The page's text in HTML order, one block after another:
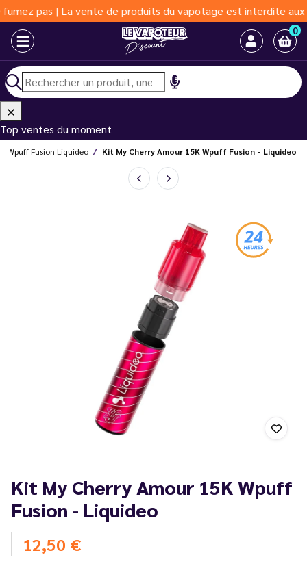
pas | La vente de produits du vapotage est interdite aux
0
Top ventes du moment
Wpuff Fusion Liquideo Kit My Cherry Amour 15K Wpuff Fusion - Liquideo
Kit My Cherry Amour 15K Wpuff
Fusion - Liquideo
12,50 €